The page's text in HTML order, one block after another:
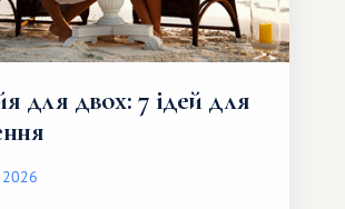
для двох: 7 ідей для